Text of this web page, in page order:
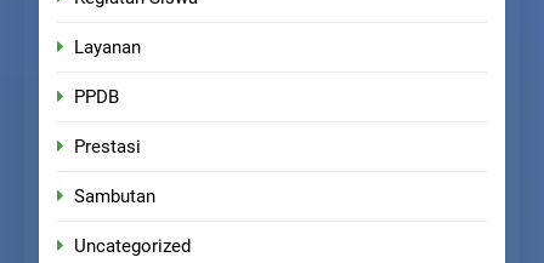
Layanan
PPDB
Prestasi
Sambutan
Uncategorized